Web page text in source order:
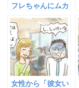
フレちゃんにムカ
るべし
女性から「彼女い